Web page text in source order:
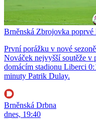
Brněnská Zbrojovka poprvé
První porážku v nové
Nováček nejvyšší soutěže v
domácím stadionu Liberci
minuty Patrik Dulay.
Brněnská Drbna
dnes, 19:40